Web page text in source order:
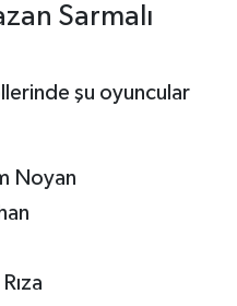
Sarmalı
şu oyuncular
Noyan